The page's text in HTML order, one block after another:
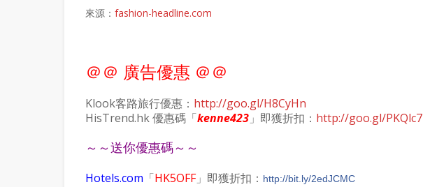
來源： fashion-headline.com
＠＠ 廣告優惠 ＠＠
Klook客路旅行優惠： http://goo.gl/H8CyHn
HisTrend.hk 優惠碼「kenne423 」即獲折扣： http://goo.gl/PKQlc7
～～送你優惠碼～～
Hotels.com 「HK5OFF」即獲折扣： http://bit.ly/2edJCMC